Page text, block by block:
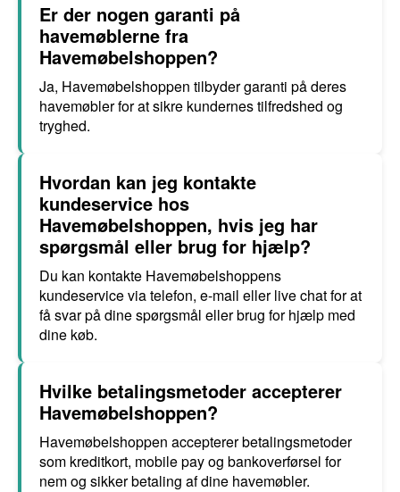
Er der nogen garanti på
havemøblerne fra
Havemøbelshoppen?
Ja, Havemøbelshoppen tilbyder garanti på deres
havemøbler for at sikre kundernes tilfredshed og
tryghed.
Hvordan kan jeg kontakte
kundeservice hos
Havemøbelshoppen, hvis jeg har
spørgsmål eller brug for hjælp?
Du kan kontakte Havemøbelshoppens
kundeservice via telefon, e-mail eller live chat for at
få svar på dine spørgsmål eller brug for hjælp med
dine køb.
Hvilke betalingsmetoder accepterer
Havemøbelshoppen?
Havemøbelshoppen accepterer betalingsmetoder
som kreditkort, mobile pay og bankoverførsel for
nem og sikker betaling af dine havemøbler.